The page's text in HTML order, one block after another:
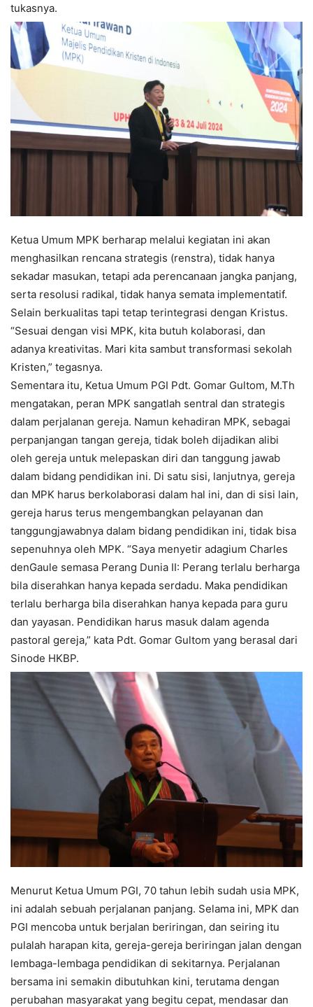
tukasnya.
Ketua Umum MPK berharap melalui kegiatan ini akan
menghasilkan rencana strategis (renstra), tidak hanya
sekadar masukan, tetapi ada perencanaan jangka panjang,
serta resolusi radikal, tidak hanya semata implementatif.
Selain berkualitas tapi tetap terintegrasi dengan Kristus.
“Sesuai dengan visi MPK, kita butuh kolaborasi, dan
adanya kreativitas. Mari kita sambut transformasi sekolah
Kristen,” tegasnya.
Sementara itu, Ketua Umum PGI Pdt. Gomar Gultom, M.Th
mengatakan, peran MPK sangatlah sentral dan strategis
dalam perjalanan gereja. Namun kehadiran MPK, sebagai
perpanjangan tangan gereja, tidak boleh dijadikan alibi
oleh gereja untuk melepaskan diri dan tanggung jawab
dalam bidang pendidikan ini. Di satu sisi, lanjutnya, gereja
dan MPK harus berkolaborasi dalam hal ini, dan di sisi lain,
gereja harus terus mengembangkan pelayanan dan
tanggungjawabnya dalam bidang pendidikan ini, tidak bisa
sepenuhnya oleh MPK. “Saya menyetir adagium Charles
denGaule semasa Perang Dunia II: Perang terlalu berharga
bila diserahkan hanya kepada serdadu. Maka pendidikan
terlalu berharga bila diserahkan hanya kepada para guru
dan yayasan. Pendidikan harus masuk dalam agenda
pastoral gereja,” kata Pdt. Gomar Gultom yang berasal dari
Sinode HKBP.
Menurut Ketua Umum PGI, 70 tahun lebih sudah usia MPK,
ini adalah sebuah perjalanan panjang. Selama ini, MPK dan
PGI mencoba untuk berjalan beriringan, dan seiring itu
pulalah harapan kita, gereja-gereja beriringan jalan dengan
lembaga-lembaga pendidikan di sekitarnya. Perjalanan
bersama ini semakin dibutuhkan kini, terutama dengan
perubahan masyarakat yang begitu cepat, mendasar dan